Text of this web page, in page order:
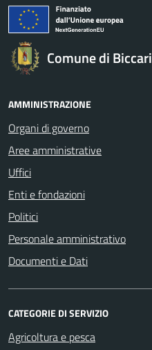
Comune di Biccari
AMMINISTRAZIONE
Organi di governo
Aree amministrative
Uffici
Enti e fondazioni
Politici
Personale amministrativo
Documenti e Dati
CATEGORIE DI SERVIZIO
Agricoltura e pesca